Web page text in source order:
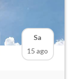
Sa
15 ago